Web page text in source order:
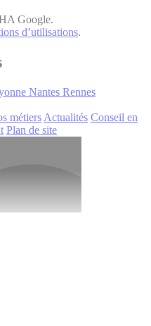
Google.
d’utilisations.
Nantes Rennes
métiers Actualités Conseil en
Plan de site